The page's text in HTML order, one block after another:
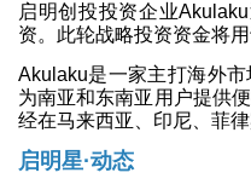
启明创投投资企业
资。此轮战略投资资金将
Akulaku是一家主打海外
为南亚和东南亚用户提供
经在马来西亚、印尼、菲
启明星·动态